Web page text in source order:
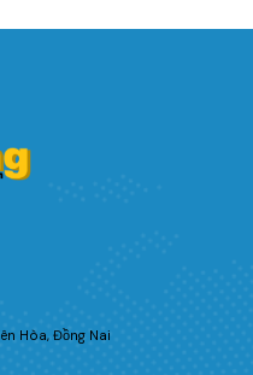
Hòa, Đồng Nai